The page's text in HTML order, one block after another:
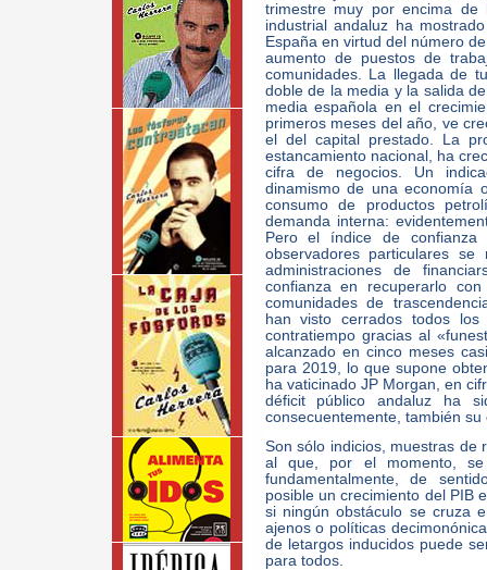
trimestre muy por encima
industrial andaluz ha
España en virtud del número
aumento de puestos de
comunidades. La llegada de
doble de la media y la salida
media española en el
primeros meses del año, ve
el del capital prestado. La
estancamiento nacional, ha
cifra de negocios. Un
dinamismo de una economía
consumo de productos
demanda interna:
Pero el índice de
observadores particulares
administraciones de
confianza en recuperarlo
comunidades de
han visto cerrados todos los
contratiempo gracias al
alcanzado en cinco meses
para 2019, lo que supone
ha vaticinado JP Morgan, en
déficit público andaluz ha
consecuentemente, también su
Son sólo indicios, muestras de
al que, por el momento,
fundamentalmente, de
posible un crecimiento del PIB
si ningún obstáculo se cruza
ajenos o políticas
de letargos inducidos puede
para todos.